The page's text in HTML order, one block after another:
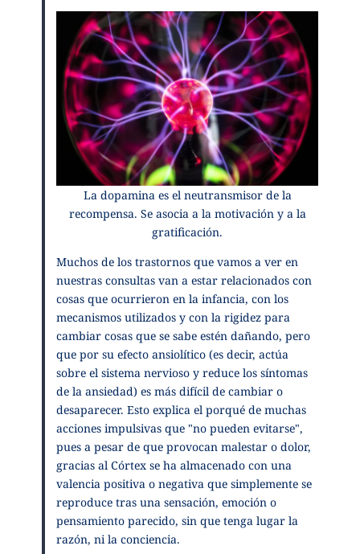
La dopamina es el neutransmisor de la
recompensa. Se asocia a la motivación y a la
gratificación.
Muchos de los trastornos que vamos a ver en
nuestras consultas van a estar relacionados con
cosas que ocurrieron en la infancia, con los
mecanismos utilizados y con la rigidez para
cambiar cosas que se sabe estén dañando, pero
que por su efecto ansiolítico (es decir, actúa
sobre el sistema nervioso y reduce los síntomas
de la ansiedad) es más difícil de cambiar o
desaparecer. Esto explica el porqué de muchas
acciones impulsivas que "no pueden evitarse",
pues a pesar de que provocan malestar o dolor,
gracias al Córtex se ha almacenado con una
valencia positiva o negativa que simplemente se
reproduce tras una sensación, emoción o
pensamiento parecido, sin que tenga lugar la
razón, ni la conciencia.